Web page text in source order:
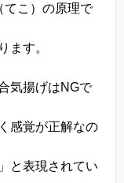
てこ）の原理で
ます。
気揚げはNGで
感覚が正解なの
」と表現されてい